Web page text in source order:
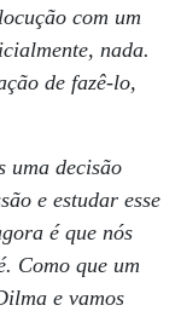
com um
nada.
de fazê-lo,
uma decisão
e estudar esse
é que nós
Como que um
e vamos